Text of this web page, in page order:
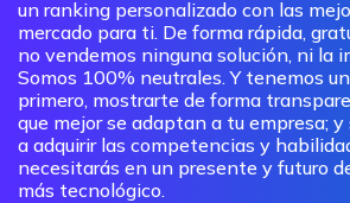
un ranking personalizado con las
mercado para ti. De forma rápida,
no vendemos ninguna solución, ni la
Somos 100% neutrales. Y tenemos
primero, mostrarte de forma
que mejor se adaptan a tu empresa;
a adquirir las competencias y
necesitarás en un presente y futuro
más tecnológico.